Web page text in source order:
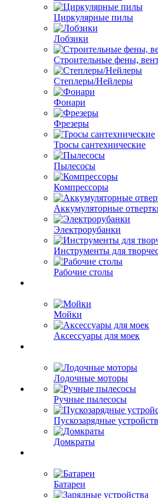
Циркулярные пилы
Лобзики
Строительные фены,
Степлеры/Нейлеры
Фонари
Фрезеры
Тросы сантехнические
Пылесосы
Компрессоры
Аккумуляторные
Электрорубанки
Инструменты для
Рабочие столы
Мойки
Аксессуары для моек
Лодочные моторы
Ручные пылесосы
Пускозарядные
Домкраты
Батареи